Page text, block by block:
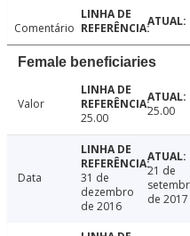
Comentário
Female beneficiaries
Valor
25.00
25.00
Data
31 de
dezembro
de 2016
21 de
de 2017